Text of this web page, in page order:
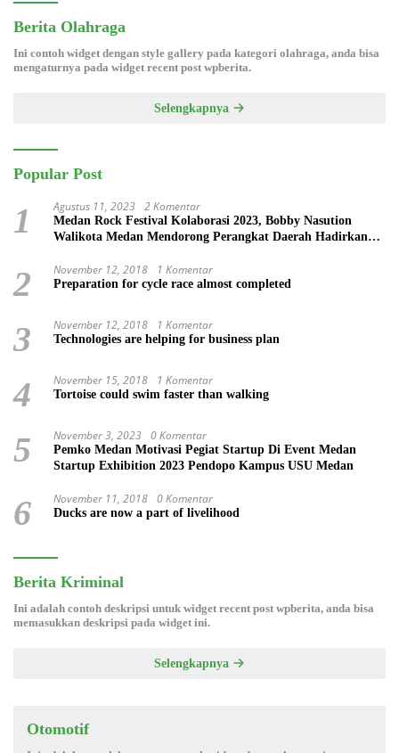
Berita Olahraga
Ini contoh widget dengan style gallery pada kategori olahraga, anda bisa
mengaturnya pada widget recent post wpberita.
Selengkapnya
Popular Post
1 Agustus 11, 2023 2 Komentar
Medan Rock Festival Kolaborasi 2023, Bobby Nasution
Walikota Medan Mendorong Perangkat Daerah Hadirkan
2 November 12, 2018 1 Komentar
Preparation for cycle race almost completed
3 November 12, 2018 1 Komentar
Technologies are helping for business plan
4 November 15, 2018 1 Komentar
Tortoise could swim faster than walking
5 November 3, 2023 0 Komentar
Pemko Medan Motivasi Pegiat Startup Di Event Medan
Startup Exhibition 2023 Pendopo Kampus USU Medan
6 November 11, 2018 0 Komentar
Ducks are now a part of livelihood
Berita Kriminal
Ini adalah contoh deskripsi untuk widget recent post wpberita, anda bisa
memasukkan deskripsi pada widget ini.
Selengkapnya
Otomotif